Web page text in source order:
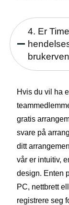
4. Er
Hvis du vil ha
gratis
svare på
ditt
vår er intuitiv,
design. Enten
PC, nettbrett
registrere seg